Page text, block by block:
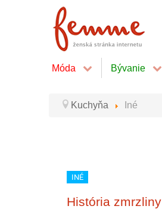
Móda Bývanie
Kuchyňa Iné
INÉ
História zmrzliny